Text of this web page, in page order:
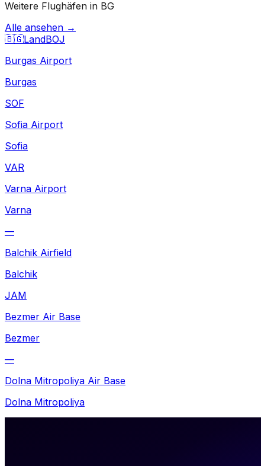
Weitere Flughäfen in BG
Alle ansehen →
🇧🇬LandBOJ
Burgas Airport
Burgas
SOF
Sofia Airport
Sofia
VAR
Varna Airport
Varna
—
Balchik Airfield
Balchik
JAM
Bezmer Air Base
Bezmer
—
Dolna Mitropoliya Air Base
Dolna Mitropoliya